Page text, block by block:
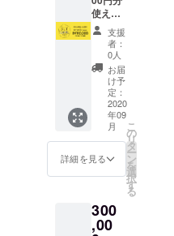
け先情
報」が
必須に
なって
おりま
すが、
カード
の配送
はいた
しませ
ん。受
け渡し
時のご
報とし
て使用
有効期
限は
2021年
2月末日
までと
なりま
す。 ※
有効期
限を過
ぎます
と、残
高は無
気をつ
けくだ
タッフ
より心
からの
お礼の
メッ
セージ
をお伝
えしま
す。 ※
カード
は2020
年9月1
日以降
に支援
店舗に
てお受
使える
のBUY
LOCAL
nagoya
カー
ド】 ・
店舗で
使える
110000
円分の
食券
カード
をお渡
しいた
す。 ・
カード
支援
者：
0人
お届
け予
定：
2020
年09
月
詳細を見る
こ
の
リ
タ
ー
ン
を
選
択
す
る
300
,00